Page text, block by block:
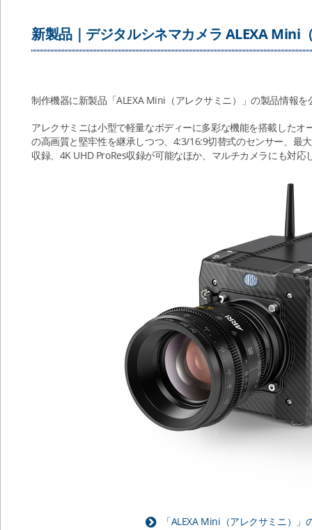
新製品｜デジタルシネマカメラ ALEXA Mini
制作機器に新製品「ALEXA Mini（アレクサミニ）」の製品情報を
アレクサミニは小型で軽量なボディーに多彩な機能を搭載した
の高画質と堅牢性を継承しつつ、4:3/16:9切替式のセンサー、最
収録、4K UHD ProRes収録が可能なほか、マルチカメラにも対応
「ALEXA Mini（アレクサミニ）